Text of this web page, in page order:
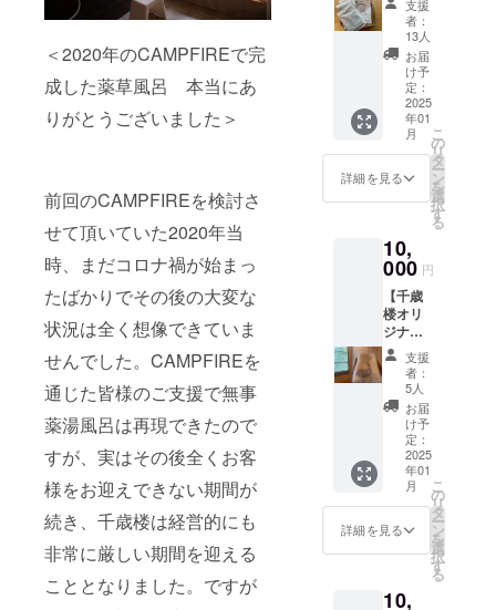
＜2020年のCAMPFIREで完
成した薬草風呂 本当にあ
りがとうございました＞
前回のCAMPFIREを検討さ
せて頂いていた2020年当
時、まだコロナ禍が始まっ
たばかりでその後の大変な
状況は全く想像できていま
せんでした。CAMPFIREを
通じた皆様のご支援で無事
薬湯風呂は再現できたので
すが、実はその後全くお客
様をお迎えできない期間が
続き、千歳楼は経営的にも
非常に厳しい期間を迎える
こととなりました。ですが
ご自宅
体験プ
ラン】
■心から
の感謝
の気持
ちを込
めお礼
のメー
ルを送
信させ
ていた
す。 ■
ご支援
頂いた
皆様全
員のお
名前
（個人
名、法
人名）
を記念
プレー
トにし
て松の
間に飾
らせて
頂きま
す。
記入く
支援
者：
13人
お届
け予
定：
2025
年01
月
詳細を見る
こ
の
リ
タ
ー
ン
を
選
択
す
る
10,
000 円
【千歳
楼オリ
ジナル
タオル
プラ
ン】 ■
心から
の感謝
の気持
ちを込
めお礼
のメー
ルを送
信させ
ていた
だきま
ご支援
支援
者：
5人
お届
け予
定：
2025
年01
月
詳細を見る
こ
の
リ
タ
ー
ン
を
選
択
す
る
10,